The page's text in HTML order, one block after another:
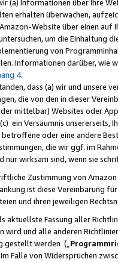
(a) Informationen über Ihre
erhalten überwachen,
Website über einen
um die Einhaltung
von
Informationen darüber, wie
4.
dass (a) wir und
die von den in dieser
mittelbar) Websites oder
ein Versäumnis unsererseits,
oder eine andere
die wir ggf. im
nur wirksam sind, wenn sie
Zustimmung von
ist diese Vereinbarung
und ihren jeweiligen
aktuellste Fassung aller
wird und alle anderen
gestellt werden („
Falle von Widersprüchen